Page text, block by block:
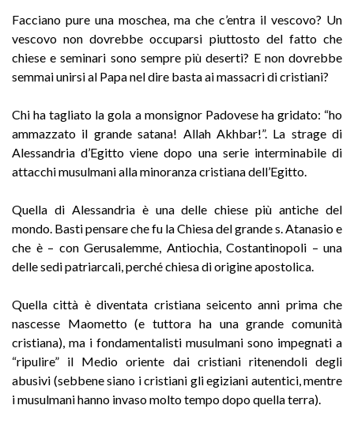
Facciano pure una moschea, ma che c’entra il vescovo? Un
vescovo non dovrebbe occuparsi piuttosto del fatto che
chiese e seminari sono sempre più deserti? E non dovrebbe
semmai unirsi al Papa nel dire basta ai massacri di cristiani?
Chi ha tagliato la gola a monsignor Padovese ha gridato: “ho
ammazzato il grande satana! Allah Akhbar!”. La strage di
Alessandria d’Egitto viene dopo una serie interminabile di
attacchi musulmani alla minoranza cristiana dell’Egitto.
Quella di Alessandria è una delle chiese più antiche del
mondo. Basti pensare che fu la Chiesa del grande s. Atanasio e
che è – con Gerusalemme, Antiochia, Costantinopoli – una
delle sedi patriarcali, perché chiesa di origine apostolica.
Quella città è diventata cristiana seicento anni prima che
nascesse Maometto (e tuttora ha una grande comunità
cristiana), ma i fondamentalisti musulmani sono impegnati a
“ripulire” il Medio oriente dai cristiani ritenendoli degli
abusivi (sebbene siano i cristiani gli egiziani autentici, mentre
i musulmani hanno invaso molto tempo dopo quella terra).